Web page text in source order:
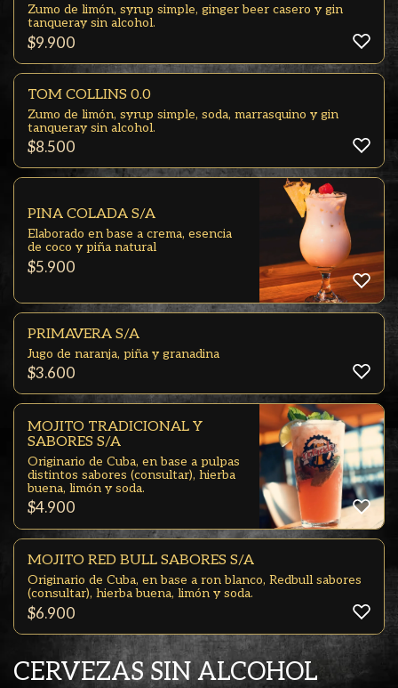
Zumo de limón, syrup simple, ginger beer casero y gin
tanqueray sin alcohol.
$9.900
TOM COLLINS 0.0
Zumo de limón, syrup simple, soda, marrasquino y gin
tanqueray sin alcohol.
$8.500
PIÑA COLADA S/A
Elaborado en base a crema, esencia
de coco y piña natural
$5.900
PRIMAVERA S/A
Jugo de naranja, piña y granadina
$3.600
MOJITO TRADICIONAL Y
SABORES S/A
Originario de Cuba, en base a pulpas
distintos sabores (consultar), hierba
buena, limón y soda.
$4.900
MOJITO RED BULL SABORES S/A
Originario de Cuba, en base a ron blanco, Redbull sabores
(consultar), hierba buena, limón y soda.
$6.900
CERVEZAS SIN ALCOHOL